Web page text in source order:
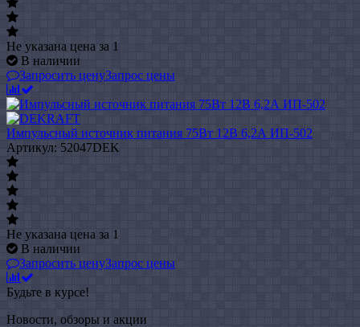
Не указана цена за 1
В наличии
Запросить ценуЗапрос цены
Импульсный источник питания 75Вт 12В 6,2А ИП-502
Артикул: 52047DEK
Не указана цена за 1
В наличии
Запросить ценуЗапрос цены
Будьте в курсе!
Новости, обзоры и акции